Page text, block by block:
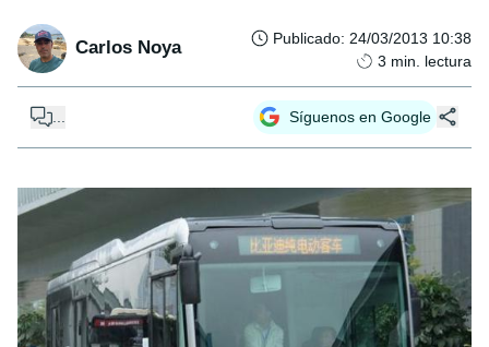
Carlos Noya Publicado: 24/03/2013 10:38
3 min. lectura
Síguenos en Google